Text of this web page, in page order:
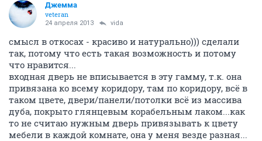
Джемма
veteran
24 апреля 2013 vida
смысл в откосах - красиво и натурально))) сделали
так, потому что есть такая возможность и потому
что нравится...
входная дверь не вписывается в эту гамму, т.к. она
привязана ко всему коридору, там по коридору, всё в
таком цвете, двери/панели/потолки всё из массива
дуба, покрыто глянцевым корабельным лаком...как
то не считаю нужным дверь привязывать к цвету
мебели в каждой комнате, она у меня везде разная...